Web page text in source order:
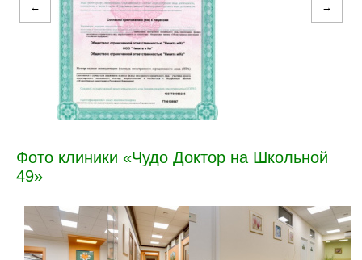
← →
Фото клиники «Чудо Доктор на Школьной
49»